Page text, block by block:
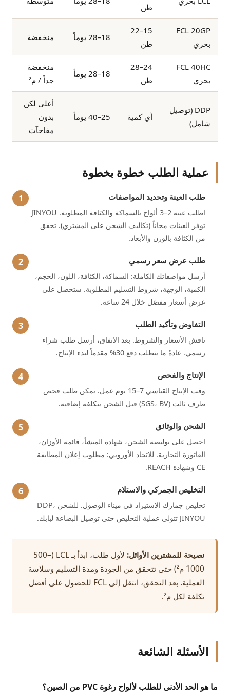
طن
FCL 20GP
بحري
15–22
طن
18–28 يوماً منخفضة
FCL 40HC
بحري
24–28
طن
18–28 يوماً
منخفضة
جداً / م²
DDP (توصيل
شامل)
أي كمية 25–40 يوماً
أعلى لكن
بدون
مفاجآت
عملية الطلب خطوة بخطوة
طلب العينة وتحديد المواصفات
اطلب عينة 2–3 ألواح بالسماكة والكثافة المطلوبة. JINYOU
توفر العينات مجاناً (تكاليف الشحن على المشتري). تحقق
من الكثافة بالوزن والأبعاد.
طلب عرض سعر رسمي
أرسل مواصفاتك الكاملة: السماكة، الكثافة، اللون، الحجم،
الكمية، الوجهة، شروط التسليم المطلوبة. ستحصل على
عرض أسعار مفصّل خلال 24 ساعة.
التفاوض وتأكيد الطلب
ناقش الأسعار والشروط. بعد الاتفاق، أرسل طلب شراء
رسمي. عادةً ما يتطلب دفع 30% مقدماً لبدء الإنتاج.
الإنتاج والفحص
وقت الإنتاج القياسي 7–15 يوم عمل. يمكن طلب فحص
طرف ثالث (SGS، BV) قبل الشحن بتكلفة إضافية.
الشحن والوثائق
احصل على بوليصة الشحن، شهادة المنشأ، قائمة الأوزان،
الفاتورة التجارية. للاتحاد الأوروبي: مطلوب إعلان المطابقة
CE وشهادة REACH.
التخليص الجمركي والاستلام
تخليص جمارك الاستيراد في ميناء الوصول. للشحن DDP،
JINYOU تتولى عملية التخليص حتى توصيل البضاعة لبابك.
نصيحة للمشترين الأوائل:
لأول طلب، ابدأ بـ LCL (500–
1000 م²) حتى تتحقق من الجودة ومدة التسليم وسلاسة
العملية. بعد التحقق، انتقل إلى FCL للحصول على أفضل
تكلفة لكل م².
الأسئلة الشائعة
ما هو الحد الأدنى للطلب لألواح رغوة PVC من الصين؟